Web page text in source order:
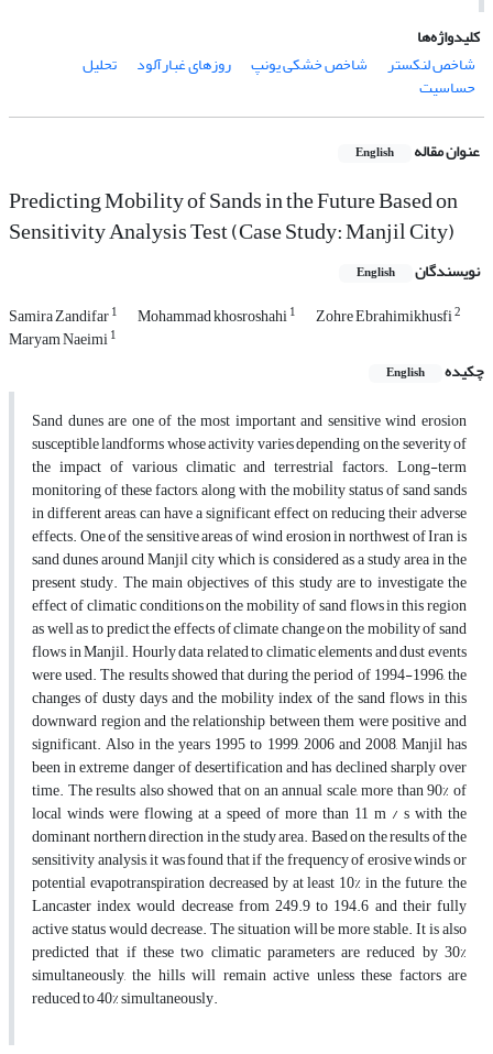
کلیدواژه‌ها
شاخص لنکستر
شاخص خشکی یونپ روزهای غبارآلود تحلیل
حساسیت
عنوان مقاله English
Predicting Mobility of Sands in the Future Based on
Sensitivity Analysis Test (Case Study: Manjil City)
نویسندگان English
Samira Zandifar1 Mohammad khosroshahi1 Zohre Ebrahimikhusfi2
Maryam Naeimi1
چکیده English
Sand dunes are one of the most important and sensitive wind erosion
susceptible landforms whose activity varies depending on the severity of
the impact of various climatic and terrestrial factors. Long-term
monitoring of these factors, along with the mobility status of sand sands
in different areas, can have a significant effect on reducing their adverse
effects. One of the sensitive areas of wind erosion in northwest of Iran is
sand dunes around Manjil city which is considered as a study area in the
present study. The main objectives of this study are to investigate the
effect of climatic conditions on the mobility of sand flows in this region
as well as to predict the effects of climate change on the mobility of sand
flows in Manjil. Hourly data related to climatic elements and dust events
were used. The results showed that during the period of 1994-1996, the
changes of dusty days and the mobility index of the sand flows in this
downward region and the relationship between them were positive and
significant. Also in the years 1995 to 1999, 2006 and 2008, Manjil has
been in extreme danger of desertification and has declined sharply over
time. The results also showed that on an annual scale, more than 90% of
local winds were flowing at a speed of more than 11 m / s with the
dominant northern direction in the study area. Based on the results of the
sensitivity analysis, it was found that if the frequency of erosive winds or
potential evapotranspiration decreased by at least 10% in the future, the
Lancaster index would decrease from 249.9 to 194.6 and their fully
active status would decrease. The situation will be more stable. It is also
predicted that if these two climatic parameters are reduced by 30%
simultaneously, the hills will remain active unless these factors are
reduced to 40% simultaneously.